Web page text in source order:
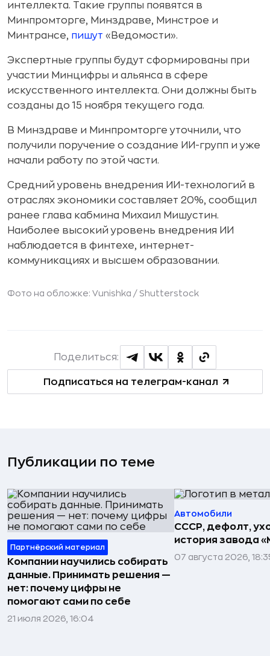
интеллекта. Такие группы появятся в
Минпромторге, Минздраве, Минстрое и
Минтрансе, пишут «Ведомости».
Экспертные группы будут сформированы при
участии Минцифры и альянса в сфере
искусственного интеллекта. Они должны быть
созданы до 15 ноября текущего года.
В Минздраве и Минпромторге уточнили, что
получили поручение о создание ИИ-групп и уже
начали работу по этой части.
Средний уровень внедрения ИИ-технологий в
отраслях экономики составляет 20%, сообщил
ранее глава кабмина Михаил Мишустин.
Наиболее высокий уровень внедрения ИИ
наблюдается в финтехе, интернет-
коммуникациях и высшем образовании.
Фото на обложке: Vunishka / Shutterstock
Подписаться на телеграм-канал
Поделиться:
Публикации по теме
Партнёрский материал
Компании научились собирать
данные. Принимать решения —
нет: почему цифры не
помогают сами по себе
21 июля 2026, 16:04
Автомобили
СССР, дефолт,
история завода
07 августа 2026,